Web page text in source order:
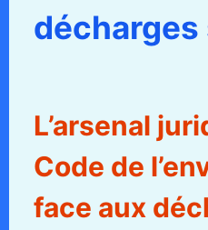
décharges
L’arsenal
Code de
face aux